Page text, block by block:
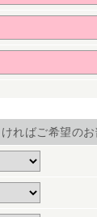
ればご希望の